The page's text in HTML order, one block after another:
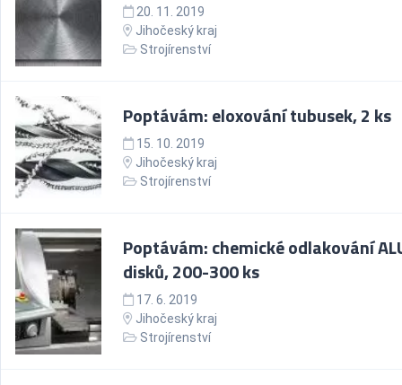
20. 11. 2019
Jihočeský kraj
Strojírenství
Poptávám: eloxování tubusek, 2 ks
15. 10. 2019
Jihočeský kraj
Strojírenství
Poptávám: chemické odlakování
disků, 200-300 ks
17. 6. 2019
Jihočeský kraj
Strojírenství